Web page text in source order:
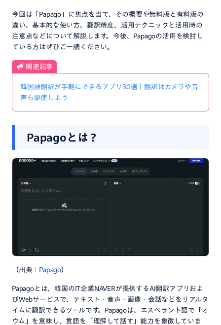
今回は「Papago」に焦点を当て、その概要や無料版と有料版の
違い、基本的な使い方、翻訳精度、活用テクニックと活用時の
注意点などについて解説します。今後、Papagoの活用を検討し
ている方はぜひご一読ください。
関連記事
韓国語翻訳が手軽にできるアプリ30選｜翻訳はカメラや音
声も駆使しよう
Papagoとは？
（出典： Papago）
Papagoとは、韓国のIT企業NAVERが提供するAI翻訳アプリおよ
びWebサービスで、テキスト・音声・画像・会話などをリアルタ
イムに翻訳できるツールです。Papago は、エスペラント語で「オ
ウム」を意味し、言語を「理解して話す」能力を象徴していま